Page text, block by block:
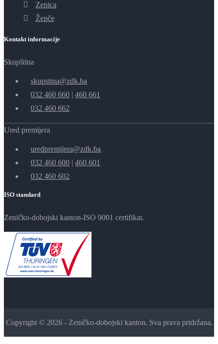
Zenica
Žepče
Kontakt informacije
Skupština
skupstina@zdk.ba
032 460 660 | 460 661
032 460 662
Ured premijera
uredpremijera@zdk.ba
032 460 600 | 460 601
032 460 602
ISO standard
Zeničko-dobojski kanton-ISO 9001 certifikat.
Copyright © 2026 - Zeničko-dobojski kanton. Sva prava pridržana.